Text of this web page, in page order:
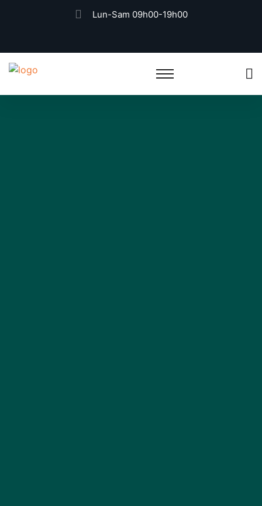
Lun-Sam 09h00-19h00